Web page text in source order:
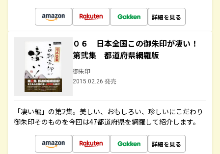
詳細を見る
０６ 日本全国この御朱印が凄い！
第弐集 都道府県網羅版
御朱印
2015.02.26 発売
「凄い編」の第2集。美しい、おもしろい、珍しいにこだわり
御朱印そのものを今回は47都道府県を網羅して紹介します。
詳細を見る